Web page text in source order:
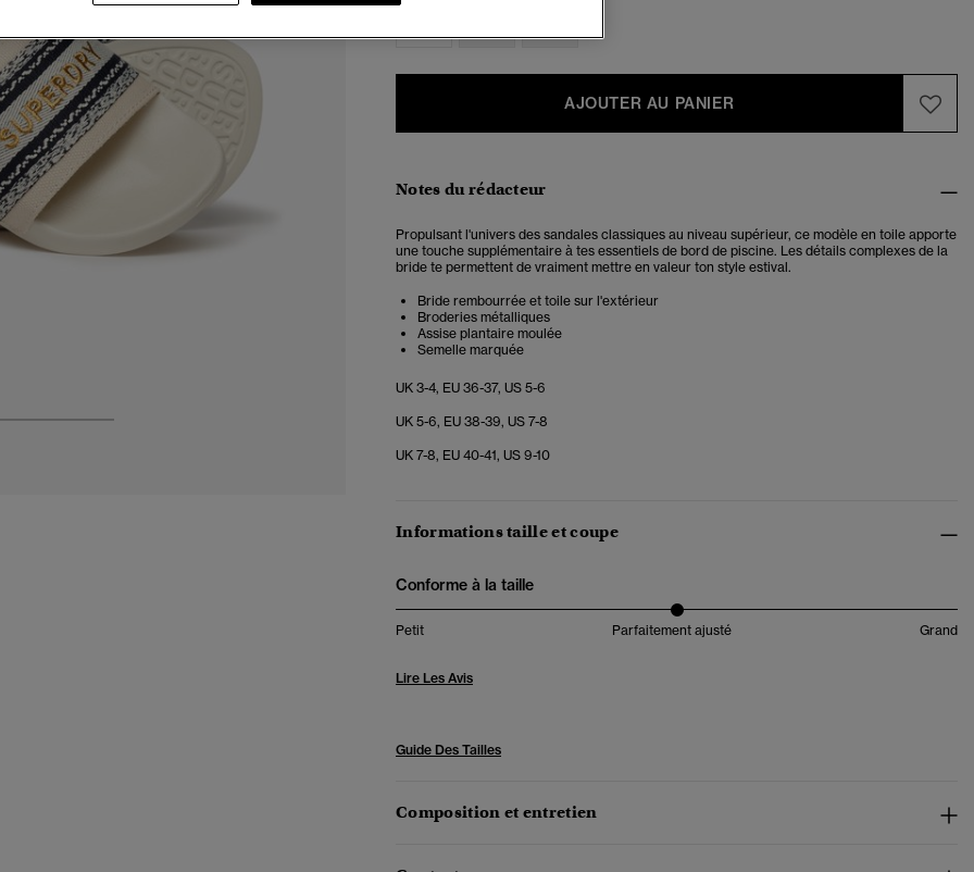
AJOUTER AU PANIER
Notes du rédacteur
Propulsant l'univers des sandales classiques au niveau supérieur, ce modèle en toile apporte
une touche supplémentaire à tes essentiels de bord de piscine. Les détails complexes de la
bride te permettent de vraiment mettre en valeur ton style estival.
Bride rembourrée et toile sur l'extérieur
Broderies métalliques
Assise plantaire moulée
Semelle marquée
UK 3-4, EU 36-37, US 5-6
UK 5-6, EU 38-39, US 7-8
UK 7-8, EU 40-41, US 9-10
Informations taille et coupe
Conforme à la taille
Petit Parfaitement ajusté Grand
Lire Les Avis
Guide Des Tailles
Composition et entretien